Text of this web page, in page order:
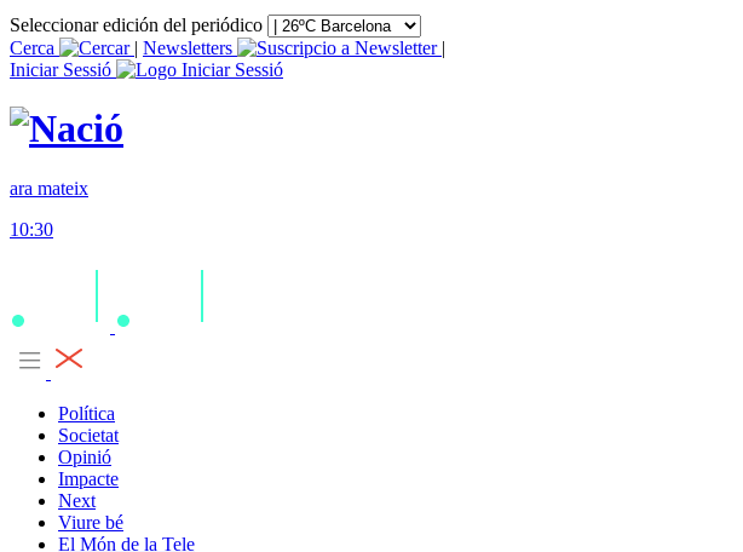
Seleccionar edición del periódico
Cerca
| Newsletters
|
Iniciar Sessió
ara mateix
10:30
Política
Societat
Opinió
Impacte
Next
Viure bé
El Món de la Tele